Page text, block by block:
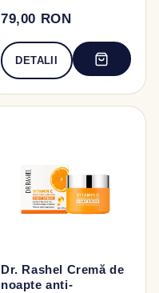
79,00 RON
DETALII
Dr. Rashel Cremă de
noapte anti-